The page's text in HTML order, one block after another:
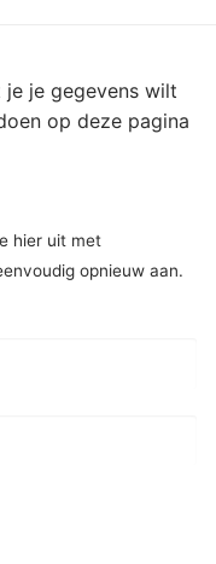
je gegevens wilt
op deze pagina
hier uit met
opnieuw aan.